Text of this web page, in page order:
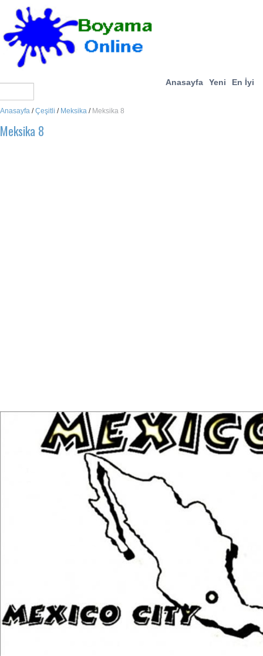
Anasayfa Yeni En İyi
Anasayfa /Çeşitli / Meksika / Meksika 8
Meksika 8